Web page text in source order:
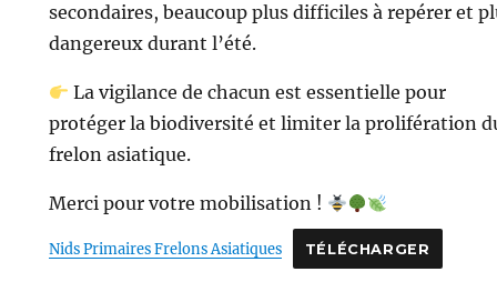
secondaires, beaucoup plus difficiles à repérer et
dangereux durant l’été.
La vigilance de chacun est essentielle pour
protéger la biodiversité et limiter la prolifération
frelon asiatique.
Merci pour votre mobilisation !
Nids Primaires Frelons Asiatiques TÉLÉCHARGER